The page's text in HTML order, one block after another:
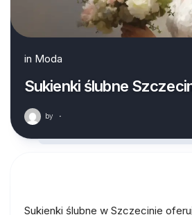
in Moda
Sukienki ślubne
by ·
Sukienki ślubne w Szczecinie